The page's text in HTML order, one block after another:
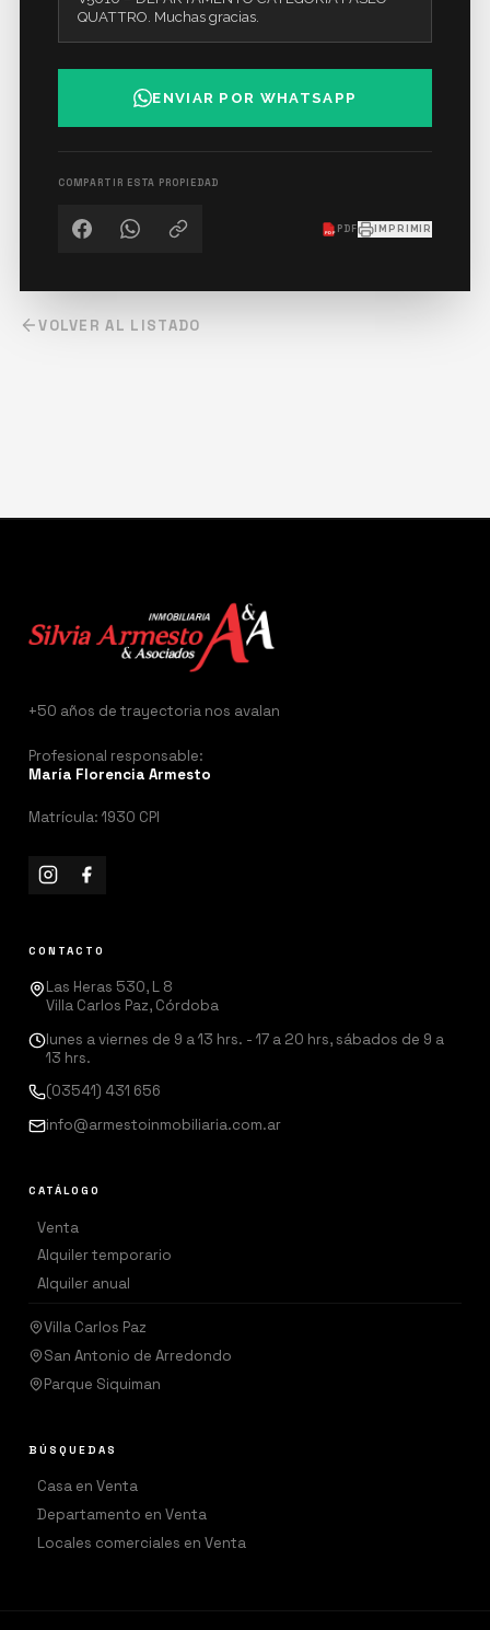
ENVIAR POR WHATSAPP
COMPARTIR ESTA PROPIEDAD
PDF PDF IMPRIMIR
VOLVER AL LISTADO
+50 años de trayectoria nos avalan
Profesional responsable:
María Florencia Armesto
Matrícula: 1930 CPI
CONTACTO
Las Heras 530, L 8
Villa Carlos Paz, Córdoba
lunes a viernes de 9 a 13 hrs. - 17 a 20 hrs, sábados de 9 a
13 hrs.
(03541) 431 656
info@armestoinmobiliaria.com.ar
CATÁLOGO
→Venta
→Alquiler temporario
→Alquiler anual
Villa Carlos Paz
San Antonio de Arredondo
Parque Siquiman
BÚSQUEDAS
Casa en Venta
→Departamento en Venta
Locales comerciales en Venta